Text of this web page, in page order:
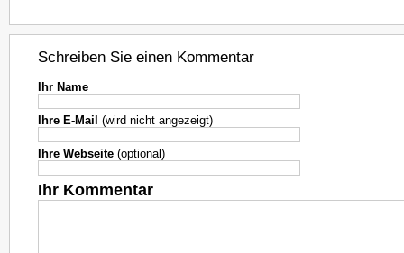
Schreiben Sie einen Kommentar
Ihr Name
Ihre E-Mail (wird nicht angezeigt)
Ihre Webseite (optional)
Ihr Kommentar